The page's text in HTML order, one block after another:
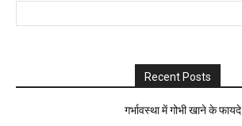
Recent Posts
गर्भावस्था में गोभी खाने के फायदे